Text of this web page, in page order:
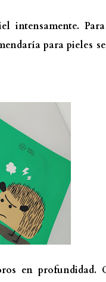
intensamente.
para pieles
en profundidad.